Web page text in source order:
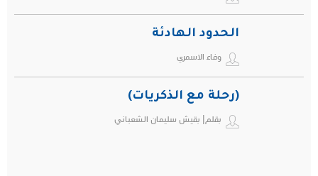
الحدود الهادئة
وفاء الاسمري
(رحلة مع الذكريات)
بقلم| بقيش سليمان الشعباني